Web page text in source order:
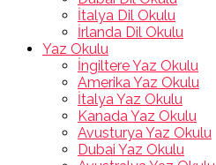
İtalya Dil Okulu
İrlanda Dil Okulu
Yaz Okulu
İngiltere Yaz Okulu
Amerika Yaz Okulu
İtalya Yaz Okulu
Kanada Yaz Okulu
Avusturya Yaz Okulu
Dubai Yaz Okulu